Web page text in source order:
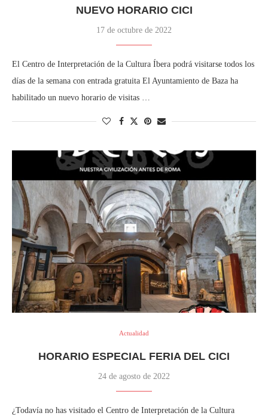
NUEVO HORARIO CICI
17 de octubre de 2022
El Centro de Interpretación de la Cultura Íbera podrá visitarse todos los
días de la semana con entrada gratuita El Ayuntamiento de Baza ha
habilitado un nuevo horario de visitas …
Actualidad
HORARIO ESPECIAL FERIA DEL CICI
24 de agosto de 2022
¿Todavía no has visitado el Centro de Interpretación de la Cultura